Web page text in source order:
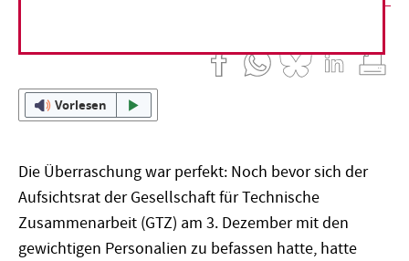
Vorlesen
Die Überraschung war perfekt: Noch bevor sich der
Aufsichtsrat der Gesellschaft für Technische
Zusammenarbeit (GTZ) am 3. Dezember mit den
gewichtigen Personalien zu befassen hatte, hatte